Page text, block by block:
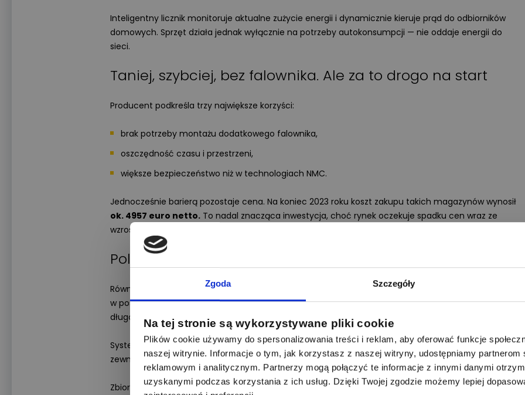
Zgoda Szczegóły
Na tej stronie są wykorzystywane pliki cookie
Plików cookie używamy do spersonalizowania treści i reklam, aby oferować funkcje
naszej witrynie. Informacje o tym, jak korzystasz z naszej witryny, udostępniamy partnerom
reklamowym i analitycznym. Partnerzy mogą połączyć te informacje z innymi danymi
uzyskanymi podczas korzystania z ich usług. Dzięki Twojej zgodzie możemy lepiej
Inteligentny licznik monitoruje aktualne zużycie energii i dynamicznie kieruje prąd do odbiorników
domowych. Sprzęt działa jednak wyłącznie na potrzeby autokonsumpcji — nie oddaje energii do
sieci.
Taniej, szybciej, bez falownika. Ale za to drogo na start
Producent podkreśla trzy największe korzyści:
brak potrzeby montażu dodatkowego falownika,
oszczędność czasu i przestrzeni,
większe bezpieczeństwo niż w technologiach NMC.
Jednocześnie barierą pozostaje cena. Na koniec 2023 roku koszt zakupu takich magazynów wynosił
ok. 4957 euro netto. To nadal znacząca inwestycja, choć rynek oczekuje spadku cen wraz ze
wzrostem produkcji.
Polski przełom. Sunex i wodorowe magazyny sezonowe
Równolegle rozwijana jest jeszcze bardziej przyszłościowa technologia — magazynowanie energii
w postaci wodoru. Liderem w Europie jest polski Sunex, który opracował kompletny system do
długoterminowego gromadzenia energii, nawet na kilka miesięcy.
System składa się z paneli PV, elektrolizera produkującego wodór, kompozytowych zbiorników
zewnętrznych i układu przetwarzającego wodór z powrotem na energię i ciepło.
Zbiornik o pojemności 3 m³ może pomieścić60 kg wodoru,co odpowiadaok. 2000 kWh energii